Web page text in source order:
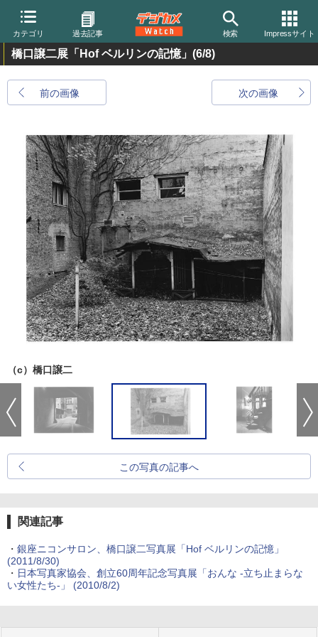
カテゴリ 過去記事 検索 Impressサイト
橋口譲二展「Hof ベルリンの記憶」 (6/8)
前の画像 次の画像
（c）橋口譲二
この写真の記事へ
関連記事
・ 銀座ニコンサロン、橋口譲二写真展「Hof ベルリンの記憶」
(2011/8/30)
・ 日本写真家協会、創立60周年記念写真展「おんな -立ち止まらな
い女性たち-」 (2010/8/2)